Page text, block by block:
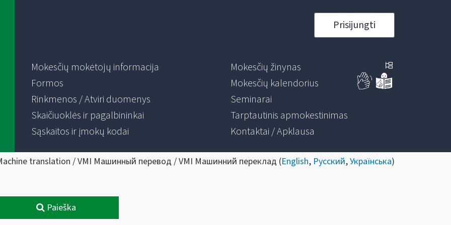
Prisijungti
Mokesčių mokėtojų informacija
Formos
Rinkmenos / Atviri duomenys
Skaičiuoklės ir pagalbininkai
Sąskaitos ir įmokų kodai
Mokesčių žinynas
Mokesčių kalendorius
Seminarai
Tarptautinis apmokestinimas
Kontaktai / Apklausa
translation / VMI Машинный перевод / VMI Машинний переклад (English, Русский,Українська)
Paieška